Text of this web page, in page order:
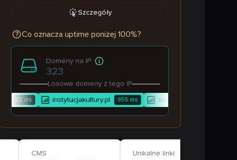
Szczegóły
Co oznacza uptime poniżej 100%?
Domeny na IP
323
Losowe domeny z tego IP
32ms instytucjakultury.pl 955ms swiadectwa-wojciech.pl
CMS Unikalne linki